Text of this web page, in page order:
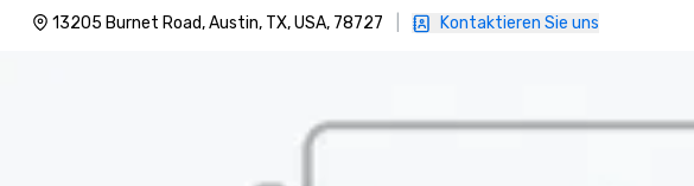
13205 Burnet Road, Austin, TX, USA, 78727 Kontaktieren Sie uns